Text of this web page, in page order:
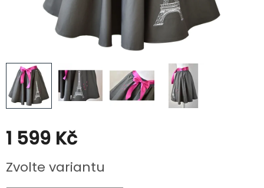
1 599 Kč
cena:
Zvolte variantu